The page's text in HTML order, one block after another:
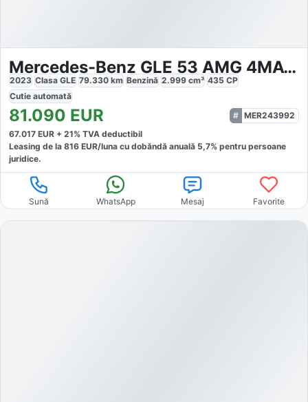
Mercedes-Benz GLE 53 AMG 4MATIC Night Stand Pano 360
2023 Clasa GLE 79.330 km Benzină 2.999 cm³ 435 CP
Cutie automată
81.090 EUR
MER243992
67.017 EUR + 21% TVA deductibil
Leasing de la 816 EUR/luna cu dobăndă anuală 5,7% pentru persoane
juridice.
Sună WhatsApp Mesaj Favorite